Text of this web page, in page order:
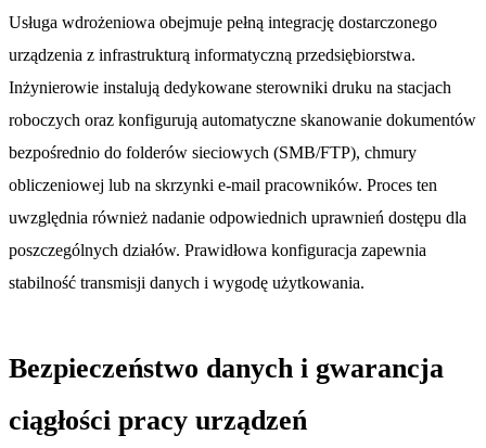
Usługa wdrożeniowa obejmuje pełną integrację dostarczonego
urządzenia z infrastrukturą informatyczną przedsiębiorstwa.
Inżynierowie instalują dedykowane sterowniki druku na stacjach
roboczych oraz konfigurują automatyczne skanowanie dokumentów
bezpośrednio do folderów sieciowych (SMB/FTP), chmury
obliczeniowej lub na skrzynki e-mail pracowników. Proces ten
uwzględnia również nadanie odpowiednich uprawnień dostępu dla
poszczególnych działów. Prawidłowa konfiguracja zapewnia
stabilność transmisji danych i wygodę użytkowania.
Bezpieczeństwo danych i gwarancja
ciągłości pracy urządzeń